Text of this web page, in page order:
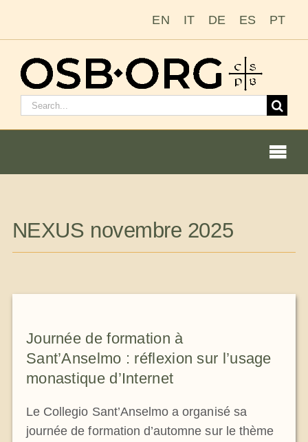
EN IT DE ES PT
Rechercher
L’ordre bénédictin
NEXUS
Archives OSB.org
NEXUS novembre 2025
Journée de formation à
Sant’Anselmo : réflexion sur l’usage
monastique d’Internet
Le Collegio Sant’Anselmo a organisé sa
journée de formation d’automne sur le thème